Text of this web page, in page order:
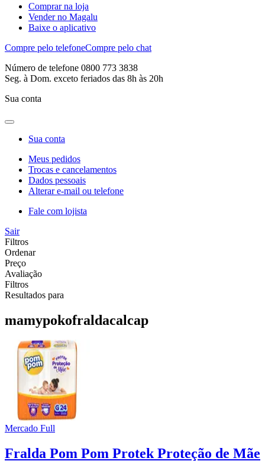
Comprar na loja
Vender no Magalu
Baixe o aplicativo
Compre pelo telefoneCompre pelo chat
Número de telefone 0800 773 3838
Seg. à Dom. exceto feriados das 8h às 20h
Sua conta
Sua conta
Meus pedidos
Trocas e cancelamentos
Dados pessoais
Alterar e-mail ou telefone
Fale com lojista
Sair
Filtros
Ordenar
Preço
Avaliação
Filtros
Resultados para
mamypokofraldacalcap
Mercado Full
Fralda Pom Pom Protek Proteção de Mãe